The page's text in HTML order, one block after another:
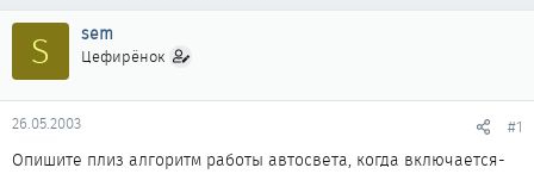
р
т
м
ы
н
а
а
S sem
Цефирёнок
26.05.2003 #1
Опишите плиз алгоритм работы автосвета, когда включается-